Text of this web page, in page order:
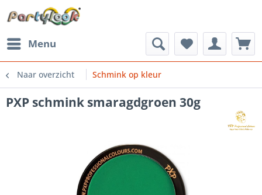
Menu
Naar overzicht Schmink op kleur
PXP schmink smaragdgroen 30g